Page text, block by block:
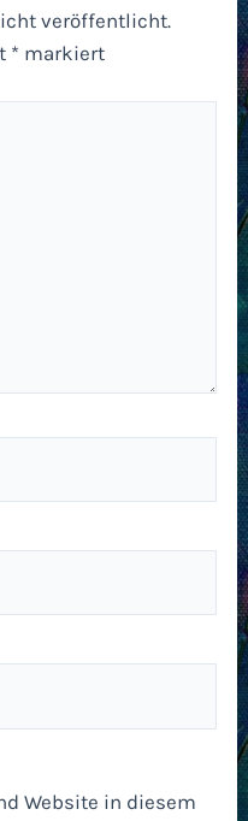
veröffentlicht.
* markiert
Website in diesem